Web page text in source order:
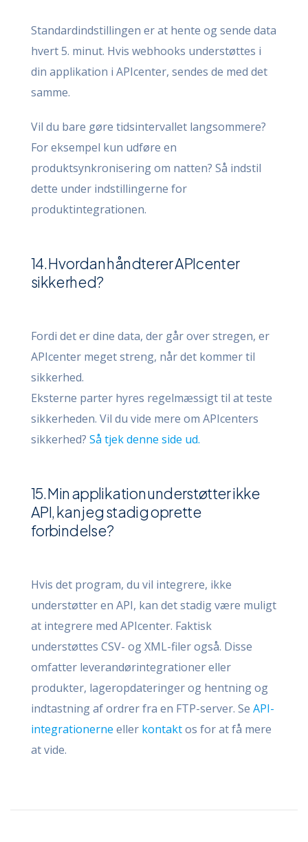
Standardindstillingen er at hente og sende data
hvert 5. minut. Hvis webhooks understøttes i
din applikation i APIcenter, sendes de med det
samme.
Vil du bare gøre tidsintervallet langsommere?
For eksempel kun udføre en
produktsynkronisering om natten? Så indstil
dette under indstillingerne for
produktintegrationen.
14. Hvordan håndterer APIcenter
sikkerhed?
Fordi det er dine data, der går over stregen, er
APIcenter meget streng, når det kommer til
sikkerhed.
Eksterne parter hyres regelmæssigt til at teste
sikkerheden. Vil du vide mere om APIcenters
sikkerhed? Så tjek denne side ud.
15. Min applikation understøtter ikke
API, kan jeg stadig oprette
forbindelse?
Hvis det program, du vil integrere, ikke
understøtter en API, kan det stadig være muligt
at integrere med APIcenter. Faktisk
understøttes CSV- og XML-filer også. Disse
omfatter leverandørintegrationer eller
produkter, lageropdateringer og hentning og
indtastning af ordrer fra en FTP-server. Se API-
integrationerne eller kontaktos for at få mere
at vide.